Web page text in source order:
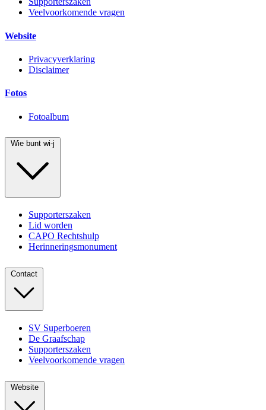
Veelvoorkomende vragen
Website
Privacyverklaring
Disclaimer
Fotos
Fotoalbum
Wie bunt wi-j
Supporterszaken
Lid worden
CAPO Rechtshulp
Herinneringsmonument
Contact
SV Superboeren
De Graafschap
Supporterszaken
Veelvoorkomende vragen
Website